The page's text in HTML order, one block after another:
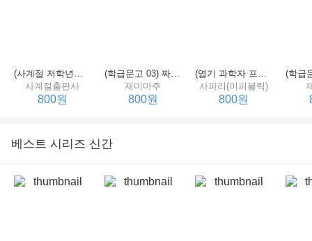
(사계절 저학년문고 21) 선생님은 모르는 게 너무 많아
사계절출판사
800원
(학급문고 03) 짜장 짬뽕 탕수육
재미마주
800원
(엽기 과학자 프래니 01) 도시락 괴물이 나타났다
사파리(이퍼블릭)
800원
베스트 시리즈 신간